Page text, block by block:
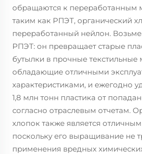
обращаются к переработанным
таким как РПЭТ, органический
переработанный нейлон.
РПЭТ: он превращает старые
бутылки в прочные текстильные
обладающие отличными
характеристиками, и ежегодно
1,8 млн тонн пластика от
согласно отраслевым отчетам.
хлопок также является
поскольку его выращивание не
применения вредных